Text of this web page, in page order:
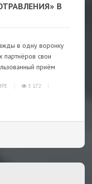
В
в одну воронку
партнёров свои
приём
3 172